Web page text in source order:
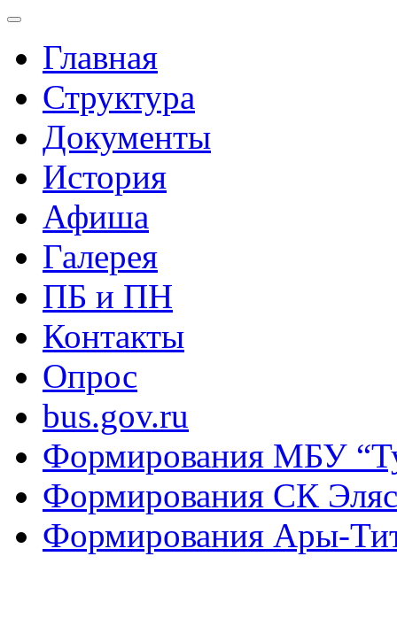
Главная
Структура
Документы
История
Афиша
Галерея
ПБ и ПН
Контакты
Опрос
bus.gov.ru
Формирования МБУ
Формирования СК
Формирования Ары-